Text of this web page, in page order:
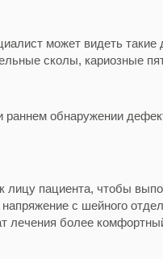
может видеть
сколы, кариозные
обнаружении
лицу пациента, чтобы
с шейного
лечения более